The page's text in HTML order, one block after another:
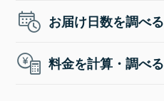
お届け日数を調べる
料金を計算・調べる